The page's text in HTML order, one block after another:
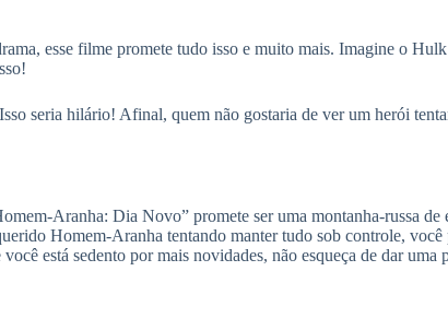
esse filme promete tudo isso e muito mais. Imagine o
seria hilário! Afinal, quem não gostaria de ver um herói
Aranha: Dia Novo” promete ser uma montanha-russa de
Homem-Aranha tentando manter tudo sob controle, você
está sedento por mais novidades, não esqueça de dar uma